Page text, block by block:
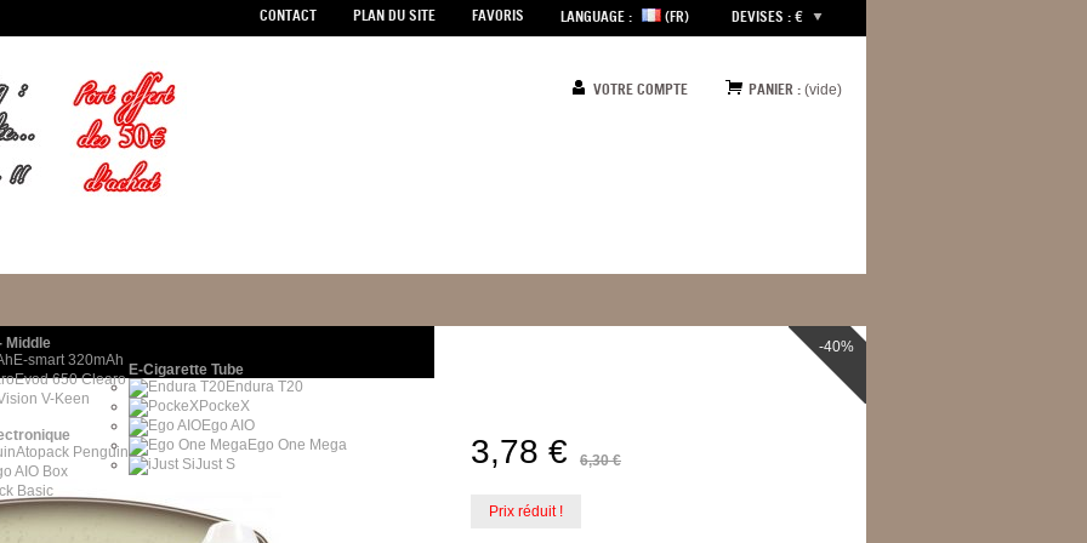
CONTACT PLAN DU SITE FAVORIS LANGUAGE : (FR) DEVISES : €
VOTRE COMPTE PANIER : (vide)
Middle
E-smart 320mAh
Evod 650 Clearo
V-Keen
Atopack Penguin
AIO Box
Basic
E-Cigarette Tube
Endura T20
PockeX
Ego AIO
Ego One Mega
iJust S
-40%
3,78 € 6,30 €
Prix réduit !